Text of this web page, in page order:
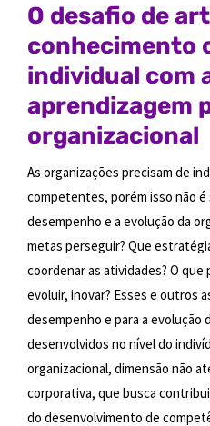
O desafio de
conhecimento
individual com
aprendizagem
organizacional
As organizações precisam de
competentes, porém isso não
desempenho e a evolução da
metas perseguir? Que
coordenar as atividades? O que
evoluir, inovar? Esses e outros
desempenho e para a evolução
desenvolvidos no nível do
organizacional, dimensão não
corporativa, que busca
do desenvolvimento de